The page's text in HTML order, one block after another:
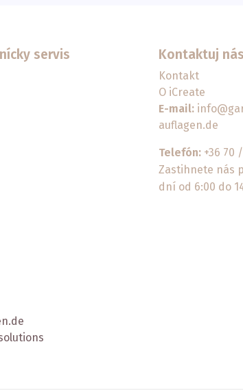
servis Kontaktuj nás
Kontakt
O iCreate
E-mail:
auflagen.de
Telefón: +36 70
Zastihnete nás
dní od 6:00 do